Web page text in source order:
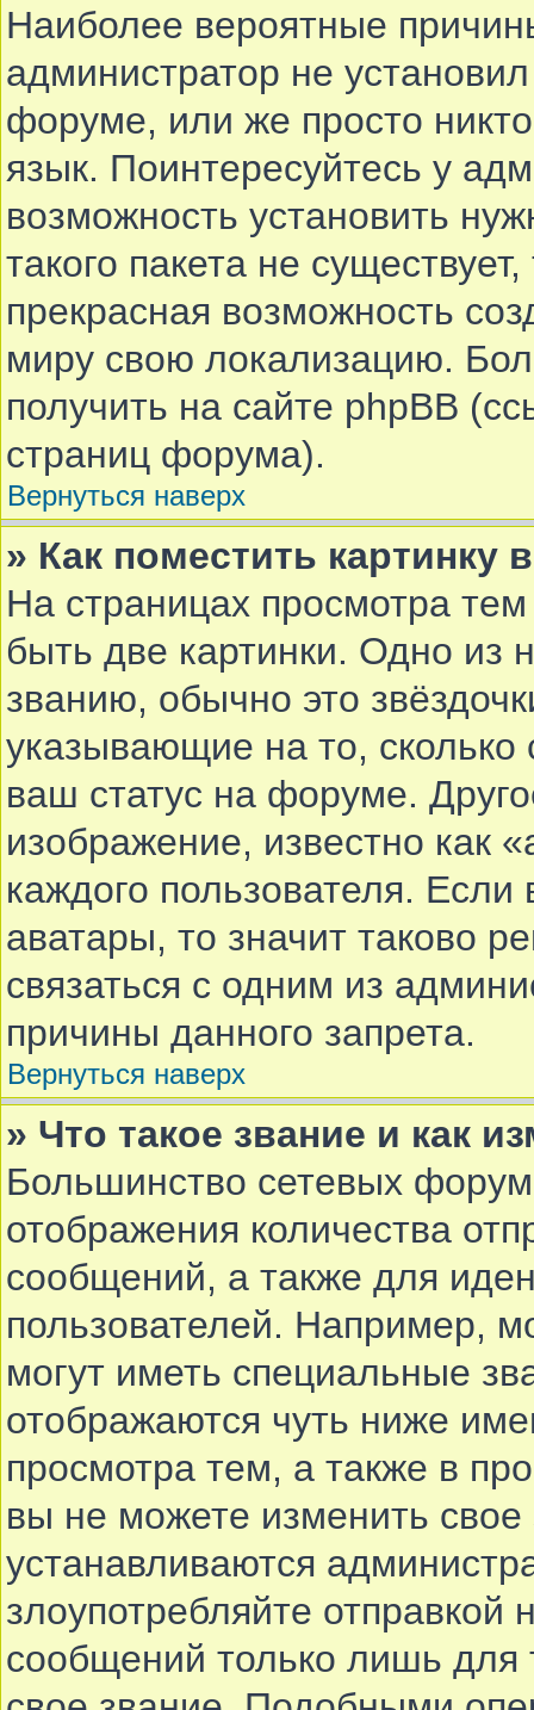
Наиболее вероятные
администратор не
форуме, или же просто
язык. Поинтересуйтесь у
возможность установить
такого пакета не
прекрасная возможность
миру свою локализацию.
получить на сайте phpBB
страниц форума).
Вернуться наверх
» Как поместить
На страницах просмотра
быть две картинки. Одно из
званию, обычно это
указывающие на то,
ваш статус на форуме.
изображение, известно как
каждого пользователя.
аватары, то значит таково
связаться с одним из
причины данного запрета.
Вернуться наверх
» Что такое звание и как
Большинство сетевых
отображения количества
сообщений, а также для
пользователей. Например,
могут иметь специальные
отображаются чуть ниже
просмотра тем, а также в
вы не можете изменить свое
устанавливаются
злоупотребляйте
сообщений только лишь для